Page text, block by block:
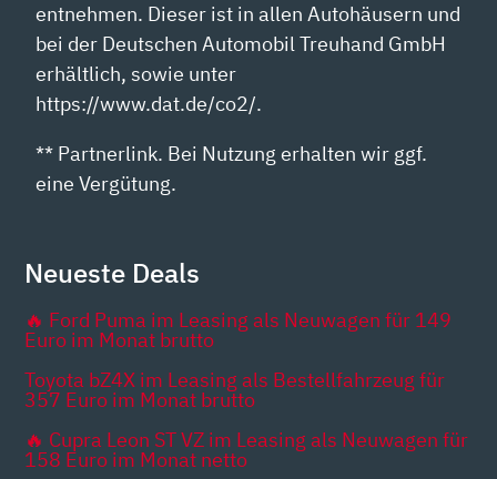
entnehmen. Dieser ist in allen Autohäusern und
bei der Deutschen Automobil Treuhand GmbH
erhältlich, sowie unter
https://www.dat.de/co2/.
** Partnerlink. Bei Nutzung erhalten wir ggf.
eine Vergütung.
Neueste Deals
🔥 Ford Puma im Leasing als Neuwagen für 149
Euro im Monat brutto
Toyota bZ4X im Leasing als Bestellfahrzeug für
357 Euro im Monat brutto
🔥 Cupra Leon ST VZ im Leasing als Neuwagen für
158 Euro im Monat netto